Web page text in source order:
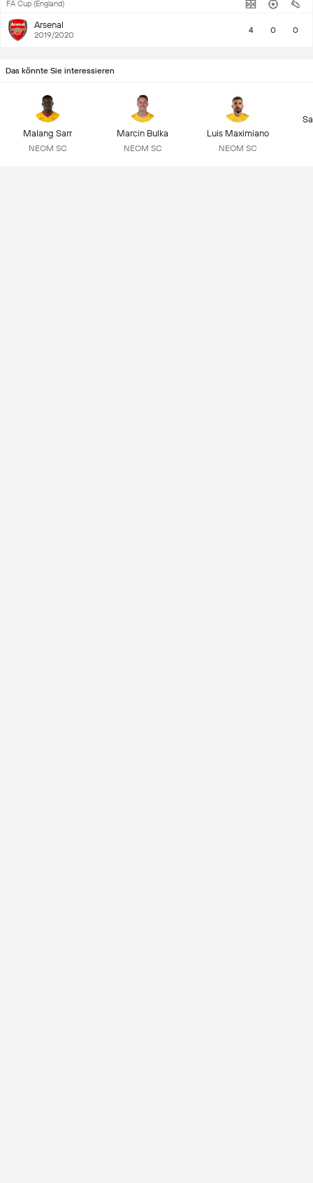
FA Cup (England)
Arsenal
2019/2020 4 0 0
Das könnte Sie interessieren
Malang Sarr
NEOM SC
Marcin Bulka
NEOM SC
Luis Maximiano
NEOM SC